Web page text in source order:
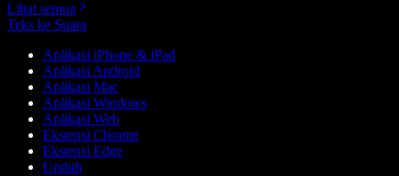
Lihat semua
Teks ke Suara
Aplikasi iPhone & iPad
Aplikasi Android
Aplikasi Mac
Aplikasi Windows
Aplikasi Web
Ekstensi Chrome
Ekstensi Edge
Unduh